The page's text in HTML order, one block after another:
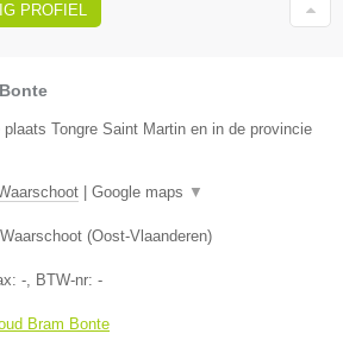
PROFIEL
Tongre Saint Martin en in de provincie
Google maps ▼
Waarschoot (Oost-Vlaanderen)
-, BTW-nr: -
Bram Bonte